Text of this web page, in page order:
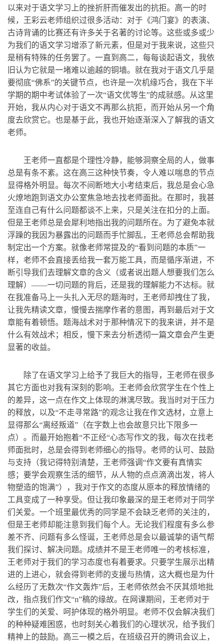
以来对于语文学习上的挫折肝而催发出的抗拒。高一的时
候，王彩云老师组织过很多活动：对于《鸿门宴》的表演、
古诗背诵的比赛还有许多关于名著的讨论等。这些或多或少
为我们的语文学习增添了新元素，但是对于我来说，这些只
是稍有特殊的任务罢了。一直到高二，每每谈起语文，我依
旧认为它就是一堵难以逾越的铜墙。就在我对于语文几乎是
要彻底“佛系”的关键节点，也许是一次机缘巧合，我在下半
学期的期中考试体验了一次“语文优等生”的成就感。从这里
开始，我从内心对于语文不再那么抗拒，而开始从另一个角
度去欣赏它。也是基于此，我也开始逐渐深入了解我的语文
老师。
王老师一直都是个理性冷静，能够洞察全局的人，做事
总是有条不紊。这在高三这种快节奏，令人难以喘息的节点
显得格外明显。每次不间断地大小考结束后，我总是会心急
火燎地跑到语文办公室焦急地去找老师面批。在那时，我甚
至连自己有什么问题都谈不上来，只是关注在扣分的上面。
但是王老师总是会犀利地指出我的问题所在。为了避免本就
浮躁的我因为暴露出的问题而手忙脚乱，王老师总会帮助我
制定出一个方案。就像老师常提及的“看到问题的本质”一
样，老师不会直接丢给我一套万能工具，而是循序渐进，不
断引导我们去理解文章的含义（或者说出题人想要我们怎么
理解）——一切问题的背后，还是我的理解能力不达标。就
在我准备马上一头扎入无尽的题海时，王老师却拽住了我，
让我先精读文章，慢慢去揣摩作者的意图，再到最后对于文
章能有着顿悟。题海战术对于那种情况下的我来讲，并不是
什么有效战术；相反，慢下来去分析透彻一篇文章会产生更
显著的收益。
除了在语文学习上给予了我巨大的指导，王老师在很多
其它方面也对我有深刻的影响。王老师会欣赏学生在个性上
的差异，这一点在作文上体现的淋漓尽致。我当时对于压力
的释放，以及“不走寻常路”的观念让我在作文选材，立意上
显得那么“离经叛道”（在字数上也会故意只比下限多一
点）。而最开始抱着“不正经“心态写作文的我，每次在找老
师面批时，总是会得到老师细心的指导。老师的认可、鼓励
与支持（我记得特别清楚，王老师强调“作文要有真情实
感；要学会观察生活的细节，从人物的点点滴滴出发，将人
物塑造的饱满”），我对于作文的态度从原本的释放情绪的
工具变成了一种享受。但让我印象最深的是王老师对于同学
们关爱。一个班里最优秀的同学是不会缺乏老师的关注的，
但是王老师却能注意到我们每个人。无论我们程度有多么参
差不齐、问题有多么怪诞，王老师总是会以最诚挚的语气帮
我们探讨、解决问题。成绩并不是王老师唯一的考核标准，
王老师对于我们的学习态度也有着要求。只要学生展示出精
进的上进心，就会得到老师的支援与热情，这大概也是为什
么经历了无数次“作文轰炸”后，王老师依然会不厌其烦地批
改，指点我们作文“n”稿的缘故。在网课期间，王老师对于
学生们的关爱、呵护体现的格外明显。老师不仅会解决我们
的种种疑难困惑，也时刻关心着我们的心理状况，给予我们
精神上的鼓励。高三一模之后，在班级召开的腾讯会议上，